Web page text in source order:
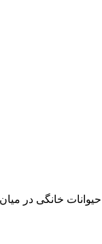
خانگی در